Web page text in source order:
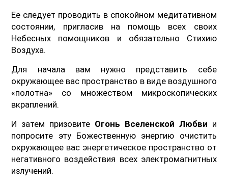
Ее следует проводить в спокойном медитативном
состоянии, пригласив на помощь всех своих
Небесных помощников и обязательно Стихию
Воздуха.
Для начала вам нужно представить себе
окружающее вас пространство в виде воздушного
«полотна» со множеством микроскопических
вкраплений.
И затем призовите Огонь Вселенской Любви и
попросите эту Божественную энергию очистить
окружающее вас энергетическое пространство от
негативного воздействия всех электромагнитных
излучений.